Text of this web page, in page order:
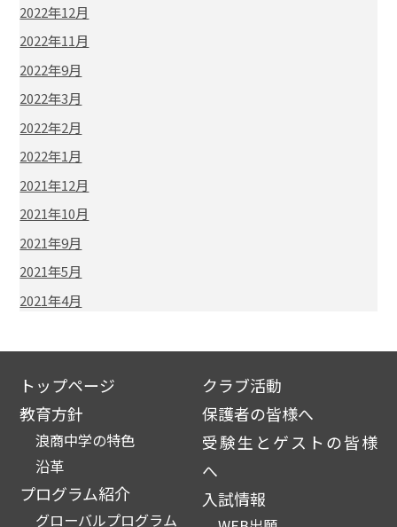
2022年12月
2022年11月
2022年9月
2022年3月
2022年2月
2022年1月
2021年12月
2021年10月
2021年9月
2021年5月
2021年4月
トップページ
教育方針
浪商中学の特色
沿革
プログラム紹介
グローバルプログラム
クラブ活動
保護者の皆様へ
受験生とゲストの皆様
へ
入試情報